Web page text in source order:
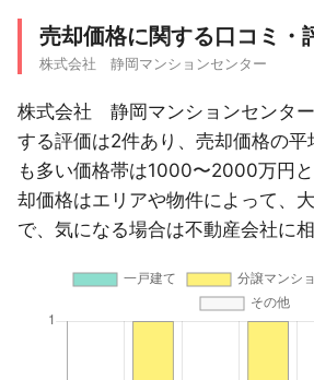
売却価格に関する口コミ・
株式会社 静岡マンションセンター
株式会社 静岡マンションセンタ
する評価は2件あり、売却価格の
も多い価格帯は1000〜2000万円
却価格はエリアや物件によって、
で、気になる場合は不動産会社に